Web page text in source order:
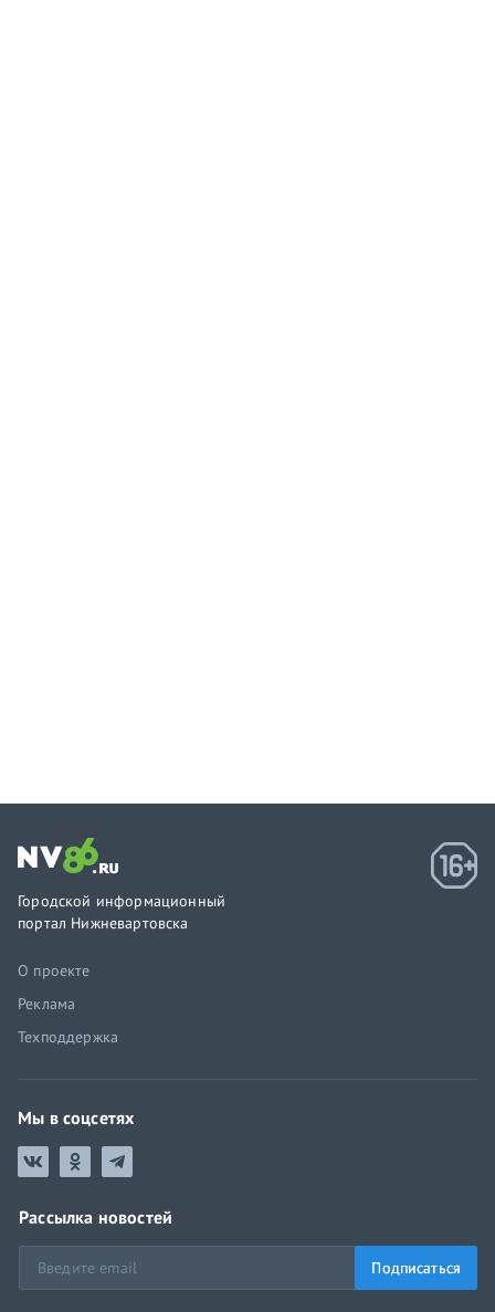
Городской информационный
портал Нижневартовска
О проекте
Реклама
Техподдержка
Мы в соцсетях
Рассылка новостей
Подписаться